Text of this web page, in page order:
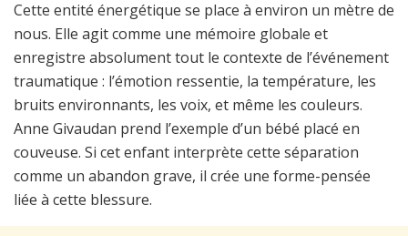
Cette entité énergétique se place à environ un mètre de
nous. Elle agit comme une mémoire globale et
enregistre absolument tout le contexte de l’événement
traumatique : l’émotion ressentie, la température, les
bruits environnants, les voix, et même les couleurs.
Anne Givaudan prend l’exemple d’un bébé placé en
couveuse. Si cet enfant interprète cette séparation
comme un abandon grave, il crée une forme-pensée
liée à cette blessure.